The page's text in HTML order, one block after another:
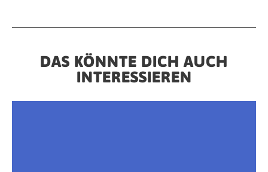
DAS KÖNNTE DICH AUCH
INTERESSIEREN